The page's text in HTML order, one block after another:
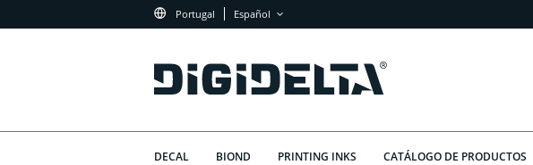
Portugal Español
DECAL BIOND PRINTING INKS CATÁLOGO DE PRODUCTOS